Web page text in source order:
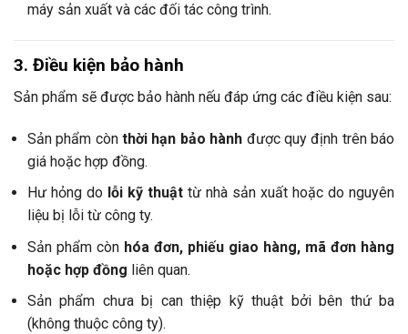
máy sản xuất và các đối tác công trình.
3. Điều kiện bảo hành
Sản phẩm sẽ được bảo hành nếu đáp ứng các điều kiện sau:
Sản phẩm cònthời hạn bảo hành được quy định trên báo
giá hoặc hợp đồng.
Hư hỏng do lỗi kỹ thuật từ nhà sản xuất hoặc do nguyên
liệu bị lỗi từ công ty.
Sản phẩm còn hóa đơn, phiếu giao hàng, mã đơn hàng
hoặc hợp đồng liên quan.
Sản phẩm chưa bị can thiệp kỹ thuật bởi bên thứ ba
(không thuộc công ty).